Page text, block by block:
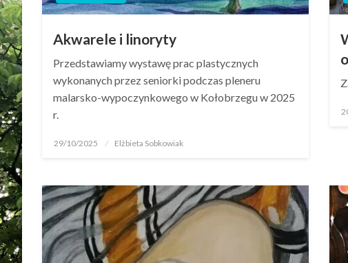
Akwarele i linoryty
Przedstawiamy wystawę prac plastycznych
wykonanych przez seniorki podczas pleneru
malarsko-wypoczynkowego w Kołobrzegu w 2025
r.
29/10/2025 Elżbieta Sobkowiak